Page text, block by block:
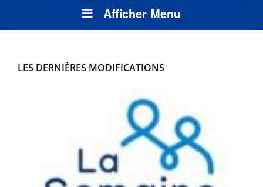
Afficher Menu
LES DERNIÈRES MODIFICATIONS